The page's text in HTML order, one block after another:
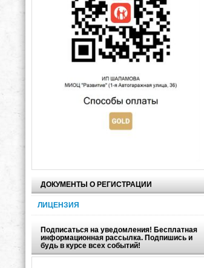
ДОКУМЕНТЫ О РЕГИСТРАЦИИ
ЛИЦЕНЗИЯ
Подписаться на уведомления! Бесплатная
информационная рассылка. Подпишись и
будь в курсе всех событий!